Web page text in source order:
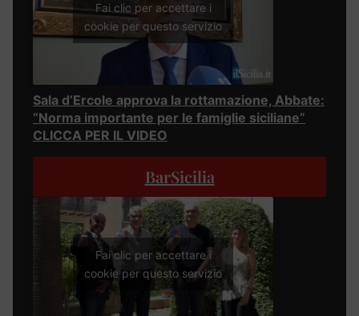
Fai clic per accettare i
cookie per questo servizio
Sala d’Ercole approva la rottamazione, Abbate:
“Norma importante per le famiglie siciliane”
CLICCA PER IL VIDEO
BarSicilia
Fai clic per accettare i
cookie per questo servizio